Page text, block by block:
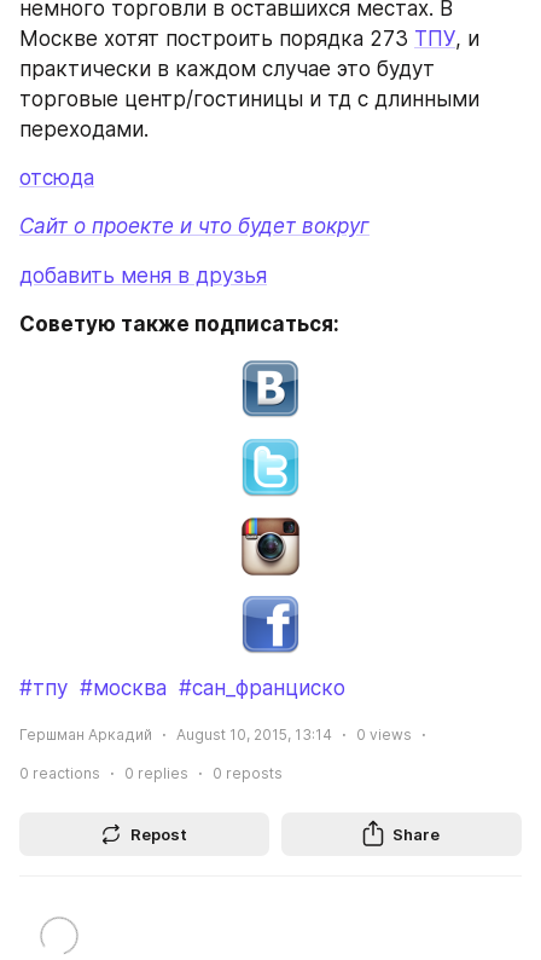
немного торговли в оставшихся местах. В
Москве хотят построить порядка 273 ТПУ, и
практически в каждом случае это будут
торговые центр/гостиницы и тд с длинными
переходами.
отсюда
Сайт о проекте и что будет вокруг
добавить меня в друзья
Советую также подписаться:
#тпу #москва #сан_франциско
Гершман Аркадий August 10, 2015, 13:14 0 views
0 reactions 0 replies 0 reposts
Repost Share